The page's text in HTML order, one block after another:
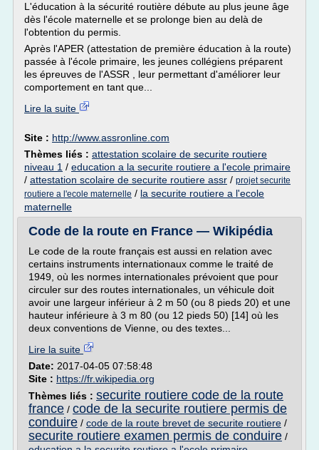
L'éducation à la sécurité routière débute au plus jeune âge
dès l'école maternelle et se prolonge bien au delà de
l'obtention du permis.
Après l'APER (attestation de première éducation à la route)
passée à l'école primaire, les jeunes collégiens préparent
les épreuves de l'ASSR , leur permettant d'améliorer leur
comportement en tant que...
Lire la suite
Site : http://www.assronline.com
Thèmes liés : attestation scolaire de securite routiere
niveau 1 / education a la securite routiere a l'ecole primaire
/ attestation scolaire de securite routiere assr / projet securite
routiere a l'ecole maternelle / la securite routiere a l'ecole
maternelle
Code de la route en France — Wikipédia
Le code de la route français est aussi en relation avec
certains instruments internationaux comme le traité de
1949, où les normes internationales prévoient que pour
circuler sur des routes internationales, un véhicule doit
avoir une largeur inférieur à 2 m 50 (ou 8 pieds 20) et une
hauteur inférieure à 3 m 80 (ou 12 pieds 50) [14] où les
deux conventions de Vienne, ou des textes...
Lire la suite
Date: 2017-04-05 07:58:48
Site : https://fr.wikipedia.org
Thèmes liés : securite routiere code de la route
france / code de la securite routiere permis de
conduire / code de la route brevet de securite routiere /
securite routiere examen permis de conduire /